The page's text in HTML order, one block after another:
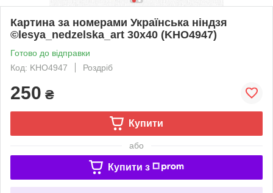
Картина за номерами Українська ніндзя
©lesya_nedzelska_art 30х40 (KHO4947)
Готово до відправки
Код: KHO4947
Роздріб
250 ₴
Купити
або
Купити з